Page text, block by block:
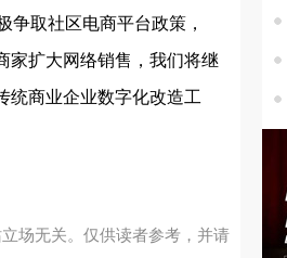
争取社区电商平台政策，
家扩大网络销售，我们将继
统商业企业数字化改造工
场无关。仅供读者参考，并请